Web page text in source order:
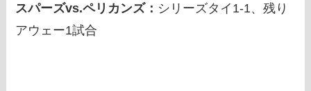
スパーズvs.ペリカンズ： シリーズタイ1-1、残り
アウェー1試合